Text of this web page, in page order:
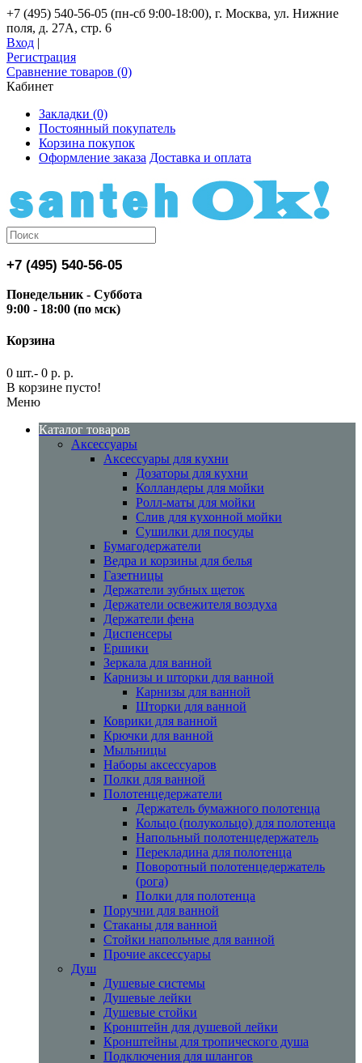
+7 (495) 540-56-05 (пн-сб 9:00-18:00), г. Москва, ул. Нижние
поля, д. 27А, стр. 6
Вход |
Регистрация
Сравнение товаров (0)
Кабинет
Закладки (0)
Постоянный покупатель
Корзина покупок
Оформление заказа Доставка и оплата
+7 (495) 540-56-05
Понедельник - Суббота
9:00 - 18:00 (по мск)
Корзина
0 шт.- 0 р. р.
В корзине пусто!
Меню
Каталог товаров
Аксессуары
Аксессуары для кухни
Дозаторы для кухни
Колландеры для мойки
Ролл-маты для мойки
Слив для кухонной мойки
Сушилки для посуды
Бумагодержатели
Ведра и корзины для белья
Газетницы
Держатели зубных щеток
Держатели освежителя воздуха
Держатели фена
Диспенсеры
Ершики
Зеркала для ванной
Карнизы и шторки для ванной
Карнизы для ванной
Шторки для ванной
Коврики для ванной
Крючки для ванной
Мыльницы
Наборы аксессуаров
Полки для ванной
Полотенцедержатели
Держатель бумажного полотенца
Кольцо (полукольцо) для полотенца
Напольный полотенцедержатель
Перекладина для полотенца
Поворотный полотенцедержатель
(рога)
Полки для полотенца
Поручни для ванной
Стаканы для ванной
Стойки напольные для ванной
Прочие аксессуары
Душ
Душевые системы
Душевые лейки
Душевые стойки
Кронштейн для душевой лейки
Кронштейны для тропического душа
Подключения для шлангов